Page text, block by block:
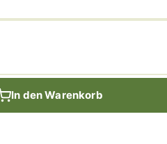
In den Warenkorb